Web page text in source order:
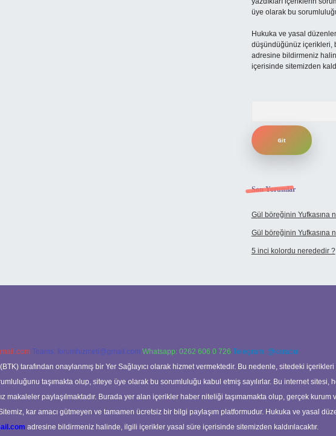
üye olarak bu
Hukuka ve yasal
düşündüğünüz içerikleri,
adresine bildirmeniz
içerisinde sitemizden
Son Yorumlar
Gül böreğinin Yufkasına
Gül böreğinin Yufkasına
5 inci kolordu nerededir ?
Teams: forumhizmeti@gmail.com Whatsapp: 0262 606 0 726 Telegram: @karabul
tarafından onaylanmış bir Yer Sağlayıcı olarak hizmet vermektedir. Bu nedenle, sitedeki
taşımakta olup, siteye üye olarak bu sorumluluğu kabul etmiş sayılırlar. Bu internet sitesi,
makaleler paylaşılmaktadır. Burada yer alan içerikler haber niteliği taşımamakta olup, gerçek kurum
kar amacı gütmeyen ve tamamen ücretsiz bir bilgi paylaşım platformudur. Hukuka ve yasal
adresine bildirmeniz halinde, ilgili içerikler yasal süre içerisinde sitemizden kaldırılacaktır.